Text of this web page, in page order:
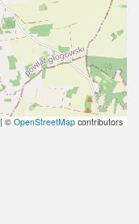
| © OpenStreetMap contributors